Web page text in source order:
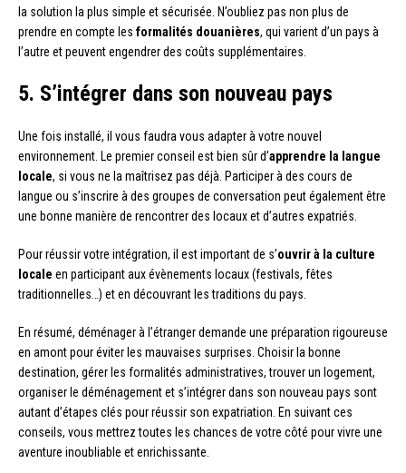
la solution la plus simple et sécurisée. N’oubliez pas non plus de
prendre en compte les formalités douanières, qui varient d’un pays à
l’autre et peuvent engendrer des coûts supplémentaires.
5. S’intégrer dans son nouveau pays
Une fois installé, il vous faudra vous adapter à votre nouvel
environnement. Le premier conseil est bien sûr d’apprendre la langue
locale, si vous ne la maîtrisez pas déjà. Participer à des cours de
langue ou s’inscrire à des groupes de conversation peut également être
une bonne manière de rencontrer des locaux et d’autres expatriés.
Pour réussir votre intégration, il est important de s’ouvrir à la culture
locale en participant aux évènements locaux (festivals, fêtes
traditionnelles…) et en découvrant les traditions du pays.
En résumé, déménager à l’étranger demande une préparation rigoureuse
en amont pour éviter les mauvaises surprises. Choisir la bonne
destination, gérer les formalités administratives, trouver un logement,
organiser le déménagement et s’intégrer dans son nouveau pays sont
autant d’étapes clés pour réussir son expatriation. En suivant ces
conseils, vous mettrez toutes les chances de votre côté pour vivre une
aventure inoubliable et enrichissante.